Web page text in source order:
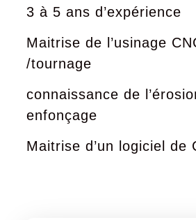
3 à 5 ans d’expérience
Maitrise de l’usinage
/tournage
connaissance de
enfonçage
Maitrise d’un logiciel de